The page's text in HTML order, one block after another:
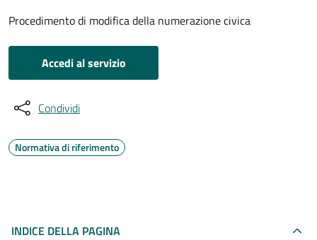
Procedimento di modifica della numerazione civica
Accedi al servizio
Condividi
Normativa di riferimento
INDICE DELLA PAGINA